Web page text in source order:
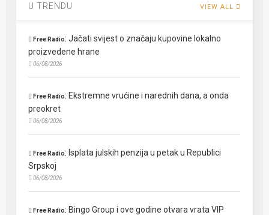
U TRENDU VIEW ALL
Free Radio:Jačati svijest o značaju kupovine lokalno
proizvedene hrane
06/08/2026
Free Radio: Ekstremne vrućine i narednih dana, a onda
preokret
06/08/2026
Free Radio: Isplata julskih penzija u petak u Republici
Srpskoj
06/08/2026
Free Radio: Bingo Group i ove godine otvara vrata VIP